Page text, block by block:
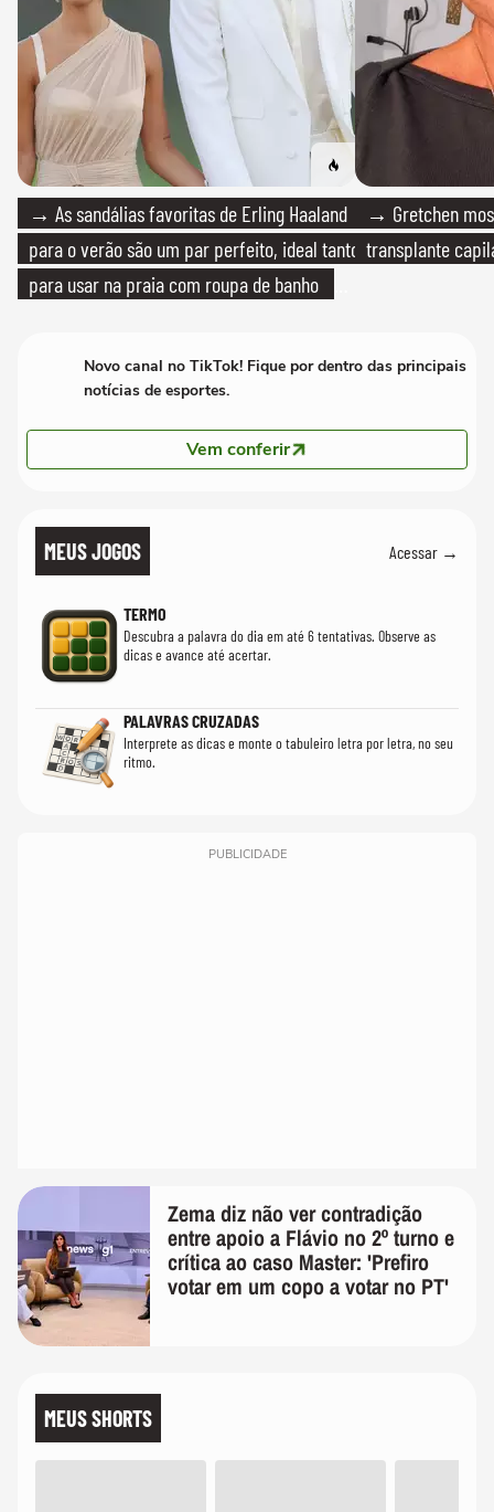
→ As sandálias favoritas de Erling Haaland
para o verão são um par perfeito, ideal tanto
para usar na praia com roupa de banho
→ Gretchen
transplante
Novo canal no TikTok! Fique por dentro das principais
notícias de esportes.
Vem conferir
MEUS JOGOS Acessar →
TERMO
Descubra a palavra do dia em até 6 tentativas. Observe as
dicas e avance até acertar.
PALAVRAS CRUZADAS
Interprete as dicas e monte o tabuleiro letra por letra, no seu
ritmo.
PUBLICIDADE
Zema diz não ver contradição
entre apoio a Flávio no 2º turno e
crítica ao caso Master: 'Prefiro
votar em um copo a votar no PT'
MEUS SHORTS